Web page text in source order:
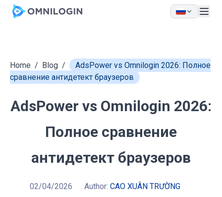
Skip to main content
Home / Blog /
AdsPower vs Omnilogin 2026: Полное
сравнение антидетект браузеров
AdsPower vs Omnilogin 2026:
Полное сравнение
антидетект браузеров
02/04/2026 Author: CAO XUÂN TRƯỜNG